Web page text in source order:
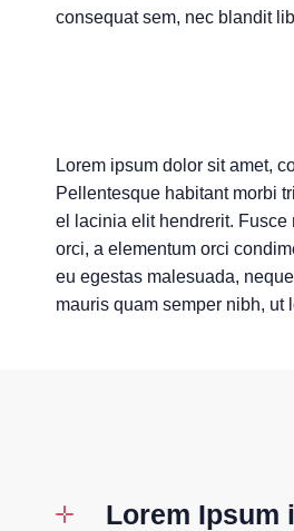
consequat sem, nec blandit
Lorem ipsum dolor sit amet,
Pellentesque habitant morbi
el lacinia elit hendrerit.
orci, a elementum orci
eu egestas malesuada,
mauris quam semper nibh, ut
Lorem Ipsum